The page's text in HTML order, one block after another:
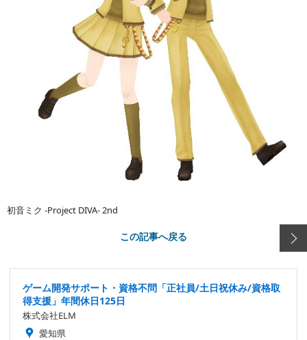
初音ミク -Project DIVA- 2nd
この記事へ戻る
ゲーム開発サポート・資格不問「正社員/土日祝休み/資格取
得支援」年間休日125日
株式会社ELM
愛知県